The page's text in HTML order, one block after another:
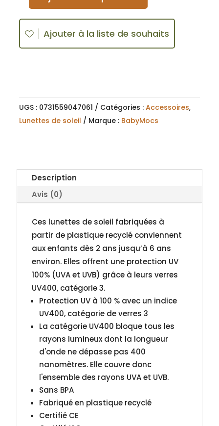
de
Vert
Oive
Ajouter à la liste de souhaits
i
v
e
UGS : 0731559047061 Catégories : Accessoires,
Lunettes de soleil
Marque : BabyMocs
Description
Avis (0)
Ces lunettes de soleil fabriquées à
partir de plastique recyclé conviennent
aux enfants dès 2 ans jusqu’à 6 ans
environ. Elles offrent une protection UV
100% (UVA et UVB) grâce à leurs verres
UV400, catégorie 3.
Protection UV à 100 % avec un indice
UV400, catégorie de verres 3
La catégorie UV400 bloque tous les
rayons lumineux dont la longueur
d'onde ne dépasse pas 400
nanomètres. Elle couvre donc
l'ensemble des rayons UVA et UVB.
Sans BPA
Fabriqué en plastique recyclé
Certifié CE